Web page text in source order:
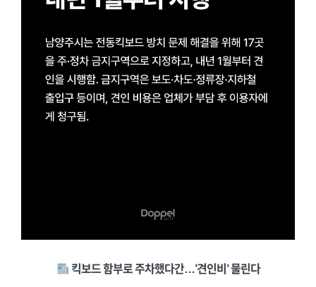
킥보드 함부로 주차했다간…’견인비’ 물린다